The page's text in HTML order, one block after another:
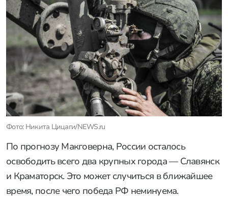
Фото: Никита Цицаги/NEWS.ru
По прогнозу Макговерна, России осталось
освободить всего два крупных города — Славянск
и Краматорск. Это может случиться в ближайшее
время, после чего победа РФ неминуема.